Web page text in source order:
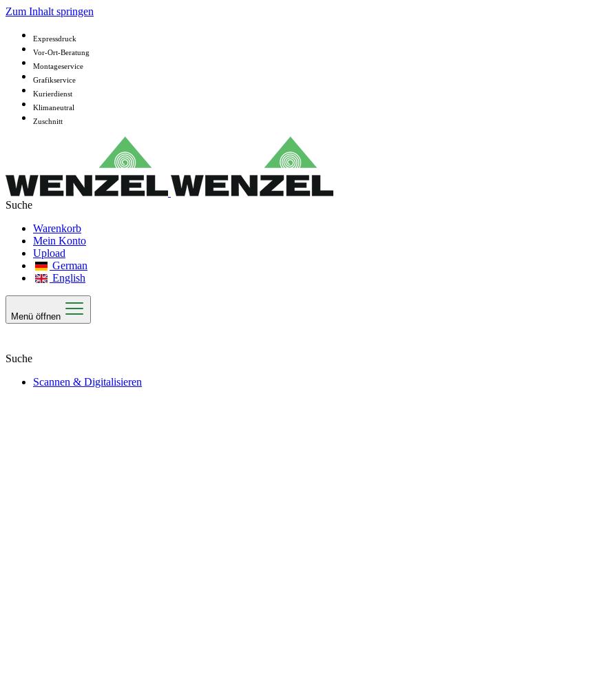
Zum Inhalt springen
Expressdruck
Vor-Ort-Beratung
Montageservice
Grafikservice
Kurierdienst
Klimaneutral
Zuschnitt
Warenkorb
Mein Konto
Upload
German
English
Menü öffnen
Scannen & Digitalisieren